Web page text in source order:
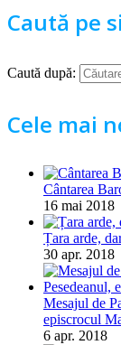
Caută pe
Caută după:
Cele mai
Cântarea
16 mai 2018
Țara arde,
30 apr. 2018
Mesajul de
episcrocul
6 apr. 2018